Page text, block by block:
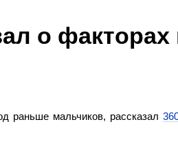
о факторах
раньше мальчиков, рассказал